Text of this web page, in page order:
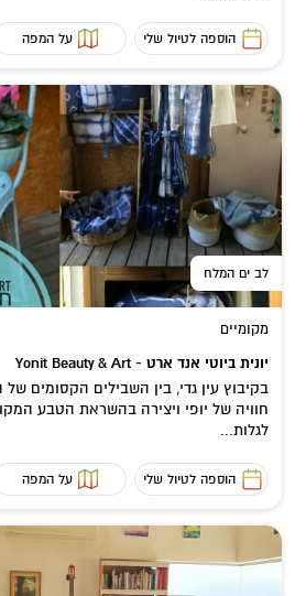
הוספה לטיול שלי על המפה
לב ים המלח
מקומיים
יונית ביוטי אנד ארט - Yonit Beauty & Art
בקיבוץ עין גדי, בין השבילים הקסומים
חוויה של יופי ויצירה בהשראת הטבע
לגלות...
הוספה לטיול שלי על המפה